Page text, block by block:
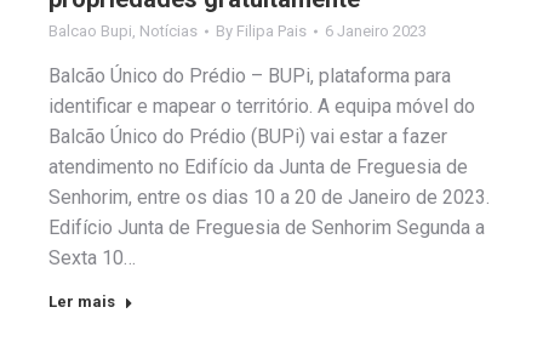
Balcao Bupi, Notícias By Filipa Pais 6 Janeiro 2023
Balcão Único do Prédio – BUPi, plataforma para
identificar e mapear o território. A equipa móvel do
Balcão Único do Prédio (BUPi) vai estar a fazer
atendimento no Edifício da Junta de Freguesia de
Senhorim, entre os dias 10 a 20 de Janeiro de 2023.
Edifício Junta de Freguesia de Senhorim Segunda a
Sexta 10…
Ler mais